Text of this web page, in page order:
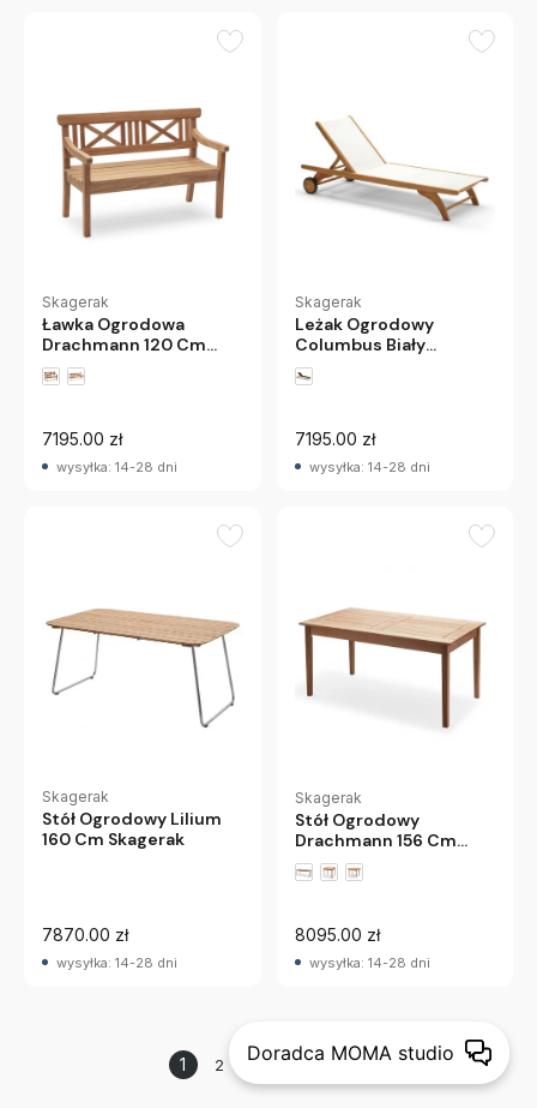
Skagerak
Ławka Ogrodowa
Drachmann 120 Cm
Skagerak
7195.00 zł
wysyłka: 14-28 dni
Skagerak
Leżak Ogrodowy
Columbus Biały
Skagerak
7195.00 zł
wysyłka: 14-28 dni
Skagerak
Stół Ogrodowy Lilium
160 Cm Skagerak
7870.00 zł
wysyłka: 14-28 dni
Skagerak
Stół Ogrodowy
Drachmann 156 Cm
Skagerak
8095.00 zł
wysyłka: 14-28 dni
1 2 następna strona
Doradca MOMA studio